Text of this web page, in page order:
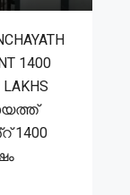
1400
LAKHS
1400